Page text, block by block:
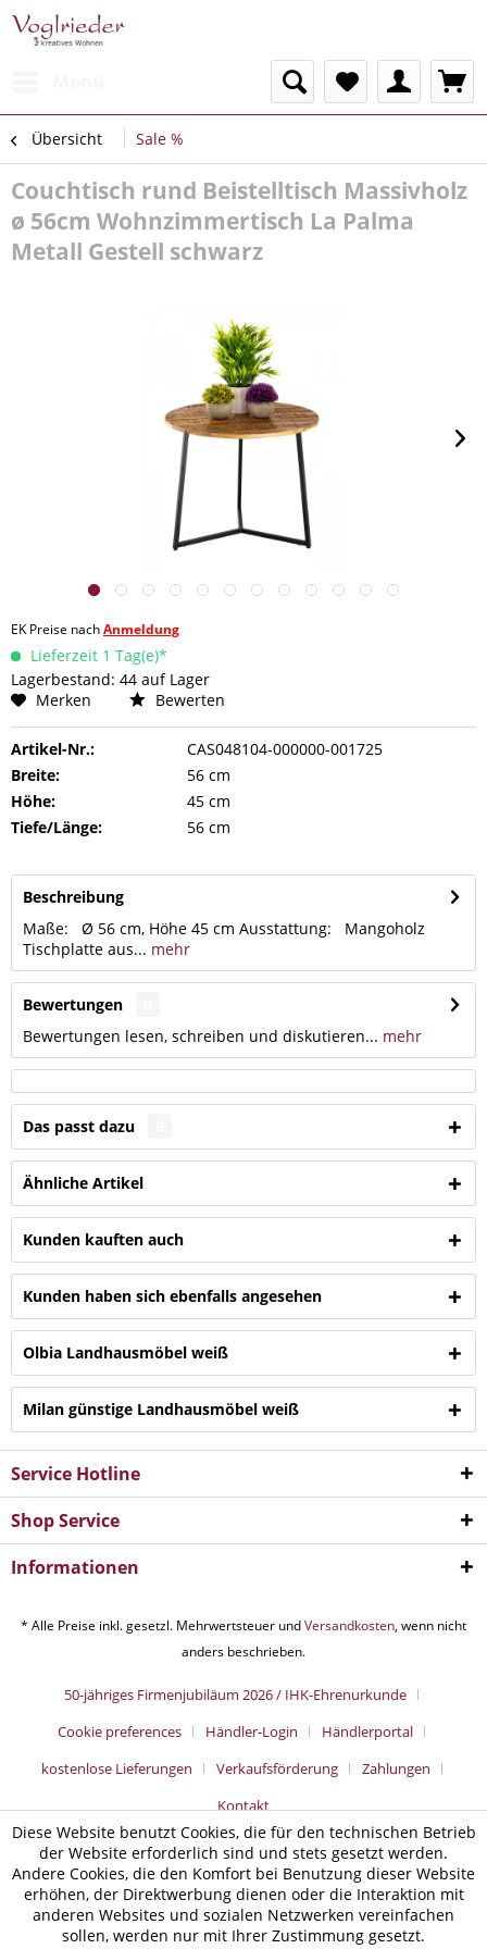
Übersicht Sale %
Couchtisch rund Beistelltisch Massivholz
ø 56cm Wohnzimmertisch La Palma
Metall Gestell schwarz
EK Preise nachAnmeldung
Lieferzeit 1 Tag(e)*
Lagerbestand: 44 auf Lager
Merken
Bewerten
Artikel-Nr.:
CAS048104-000000-001725
Breite:
56 cm
Höhe:
45 cm
Tiefe/Länge:
56 cm
Beschreibung
Maße: Ø 56 cm, Höhe 45 cm Ausstattung: Mangoholz
Tischplatte aus... mehr
Bewertungen
Bewertungen lesen, schreiben und diskutieren... mehr
Das passt dazu
Ähnliche Artikel
Kunden kauften auch
Kunden haben sich ebenfalls angesehen
Olbia Landhausmöbel weiß
Milan günstige Landhausmöbel weiß
Service Hotline
Shop Service
Informationen
* Alle Preise inkl. gesetzl. Mehrwertsteuer undVersandkosten, wenn nicht
anders beschrieben.
50-jähriges Firmenjubiläum 2026 / IHK-Ehrenurkunde
Cookie preferences
Händler-Login
Händlerportal
kostenlose Lieferungen
Verkaufsförderung
Zahlungen
Kontakt
Diese Website benutzt Cookies, die für den technischen Betrieb
der Website erforderlich sind und stets gesetzt werden.
Andere Cookies, die den Komfort bei Benutzung dieser Website
erhöhen, der Direktwerbung dienen oder die Interaktion mit
anderen Websites und sozialen Netzwerken vereinfachen
sollen, werden nur mit Ihrer Zustimmung gesetzt.